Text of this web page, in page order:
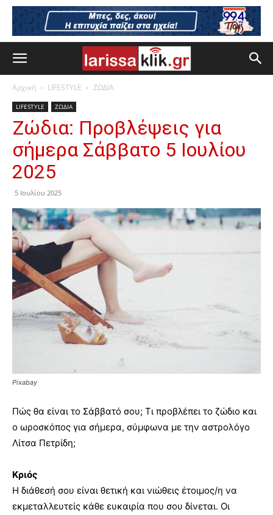
Αρχική LIFESTYLE ΖΩΔΙΑ
LIFESTYLE ΖΩΔΙΑ
Ζώδια: Προβλέψεις για
σήμερα Σάββατο 5 Ιουλίου
2025
5 Ιουλίου 2025
Pixabay
Πώς θα είναι το Σάββατό σου; Τι προβλέπει το ζώδιο και
ο ωροσκόπος για σήμερα, σύμφωνα με την αστρολόγο
Λίτσα Πετρίδη;
Κριός
Η διάθεσή σου είναι θετική και νιώθεις έτοιμος/η να
εκμεταλλευτείς κάθε ευκαιρία που σου δίνεται. Οι